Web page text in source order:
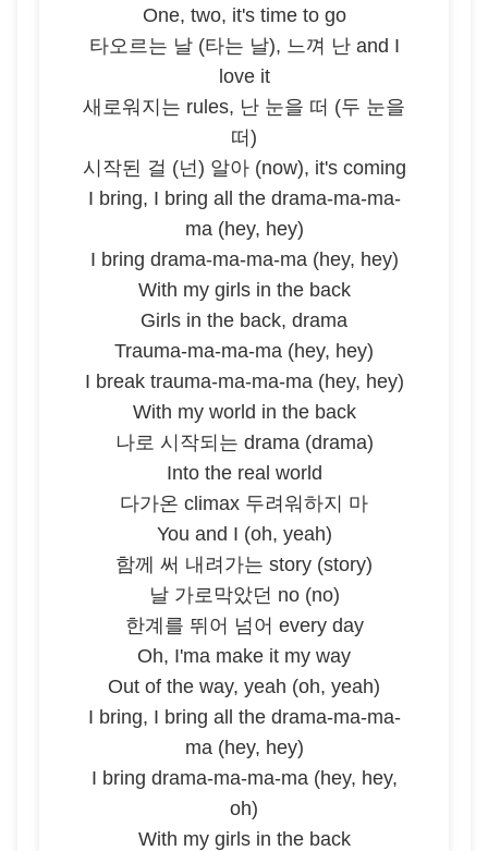
One, two, it's time to go
타오르는 날 (타는 날), 느껴 난 and I
love it
새로워지는 rules, 난 눈을 떠 (두 눈을
떠)
시작된 걸 (넌) 알아 (now), it's coming
I bring, I bring all the drama-ma-ma-
ma (hey, hey)
I bring drama-ma-ma-ma (hey, hey)
With my girls in the back
Girls in the back, drama
Trauma-ma-ma-ma (hey, hey)
I break trauma-ma-ma-ma (hey, hey)
With my world in the back
나로 시작되는 drama (drama)
Into the real world
다가온 climax 두려워하지 마
You and I (oh, yeah)
함께 써 내려가는 story (story)
날 가로막았던 no (no)
한계를 뛰어 넘어 every day
Oh, I'ma make it my way
Out of the way, yeah (oh, yeah)
I bring, I bring all the drama-ma-ma-
ma (hey, hey)
I bring drama-ma-ma-ma (hey, hey,
oh)
With my girls in the back